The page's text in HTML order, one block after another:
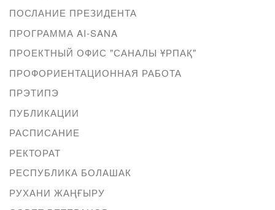
ПОСЛАНИЕ ПРЕЗИДЕНТА
ПРОГРАММА AI-SANA
ПРОЕКТНЫЙ ОФИС "САНАЛЫ ҰРПАҚ"
ПРОФОРИЕНТАЦИОННАЯ РАБОТА
ПРЭТИПЭ
ПУБЛИКАЦИИ
РАСПИСАНИЕ
РЕКТОРАТ
РЕСПУБЛИКА БОЛАШАК
РУХАНИ ЖАҢҒЫРУ